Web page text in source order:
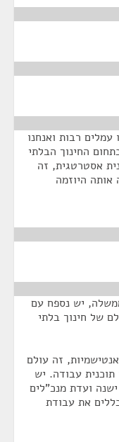
רבות ואנחנו
החינוך הבלתי
אסטרטגית, זה
היוזמה
יש נספח עם
של חינוך בלתי
זה עולם
תוכנית עבודה. יש
ועדת מנכ"לים
את עבודת